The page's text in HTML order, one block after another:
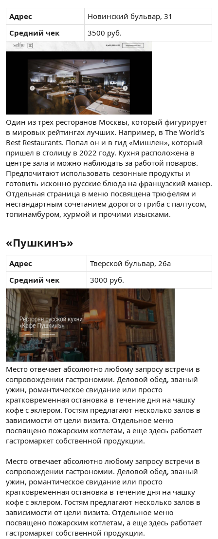
Адрес
Новинский бульвар, 31
Средний чек
3500 руб.
Один из трех ресторанов Москвы, который фигурирует
в мировых рейтингах лучших. Например, в The World’s
Best Restaurants. Попал он и в гид «Мишлен», который
пришел в столицу в 2022 году. Кухня расположена в
центре зала и можно наблюдать за работой поваров.
Предпочитают использовать сезонные продукты и
готовить исконно русские блюда на французский манер.
Отдельная страница в меню посвящена трюфелям и
нестандартным сочетанием дорогого гриба с палтусом,
топинамбуром, хурмой и прочими изысками.
«Пушкинъ»​
Адрес
Тверской бульвар, 26а
Средний чек
3000 руб.
Место отвечает абсолютно любому запросу встречи в
сопровождении гастрономии. Деловой обед, званый
ужин, романтическое свидание или просто
кратковременная остановка в течение дня на чашку
кофе с эклером. Гостям предлагают несколько залов в
зависимости от цели визита. Отдельное меню
посвящено пожарским котлетам, а еще здесь работает
гастромаркет собственной продукции.
Место отвечает абсолютно любому запросу встречи в
сопровождении гастрономии. Деловой обед, званый
ужин, романтическое свидание или просто
кратковременная остановка в течение дня на чашку
кофе с эклером. Гостям предлагают несколько залов в
зависимости от цели визита. Отдельное меню
посвящено пожарским котлетам, а еще здесь работает
гастромаркет собственной продукции.